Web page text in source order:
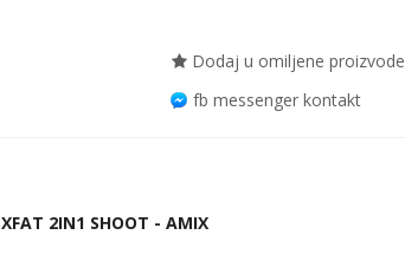
Dodaj u omiljene proizvode
fb messenger kontakt
XFAT 2IN1 SHOOT - AMIX